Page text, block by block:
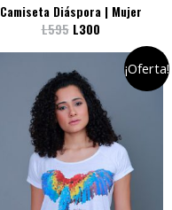
Camiseta Diáspora | Mujer
L595 L300
¡Oferta!